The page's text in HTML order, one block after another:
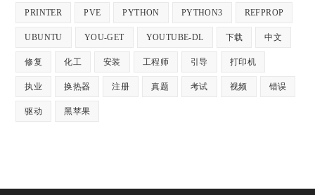
PRINTER PVE PYTHON PYTHON3 REFPROP
UBUNTU YOU-GET YOUTUBE-DL 下载 中文
修复 化工 安装 工程师 引导 打印机
执业 换热器 注册 真题 考试 视频 错误
驱动 黑苹果